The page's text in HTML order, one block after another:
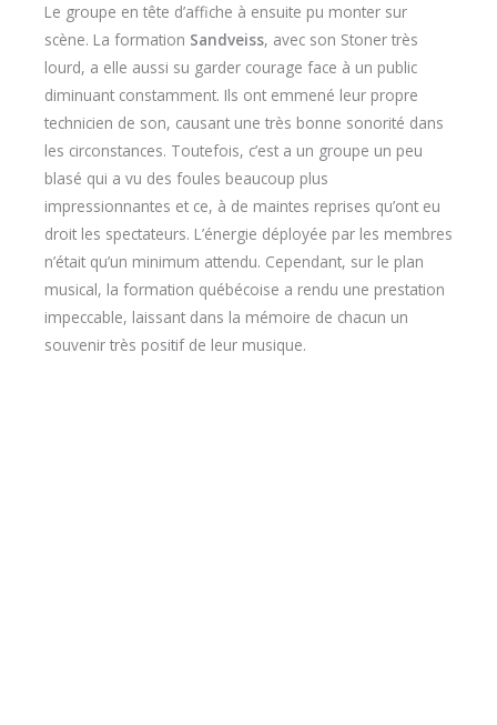
Le groupe en tête d’affiche à ensuite pu monter sur
scène. La formation Sandveiss, avec son Stoner très
lourd, a elle aussi su garder courage face à un public
diminuant constamment. Ils ont emmené leur propre
technicien de son, causant une très bonne sonorité dans
les circonstances. Toutefois, c’est a un groupe un peu
blasé qui a vu des foules beaucoup plus
impressionnantes et ce, à de maintes reprises qu’ont eu
droit les spectateurs. L’énergie déployée par les membres
n’était qu’un minimum attendu. Cependant, sur le plan
musical, la formation québécoise a rendu une prestation
impeccable, laissant dans la mémoire de chacun un
souvenir très positif de leur musique.